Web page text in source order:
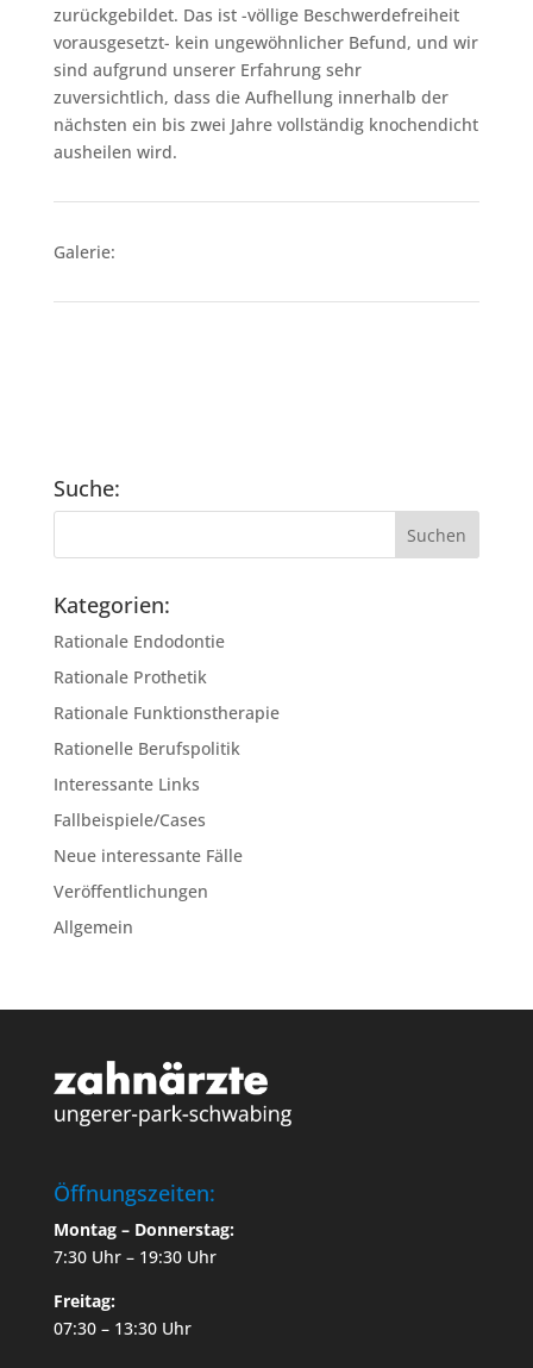
zurückgebildet. Das ist -völlige Beschwerdefreiheit
vorausgesetzt- kein ungewöhnlicher Befund, und wir
sind aufgrund unserer Erfahrung sehr
zuversichtlich, dass die Aufhellung innerhalb der
nächsten ein bis zwei Jahre vollständig knochendicht
ausheilen wird.
Galerie:
Suche:
Kategorien:
Rationale Endodontie
Rationale Prothetik
Rationale Funktionstherapie
Rationelle Berufspolitik
Interessante Links
Fallbeispiele/Cases
Neue interessante Fälle
Veröffentlichungen
Allgemein
Öffnungszeiten:
Montag – Donnerstag:
7:30 Uhr – 19:30 Uhr
Freitag:
07:30 – 13:30 Uhr